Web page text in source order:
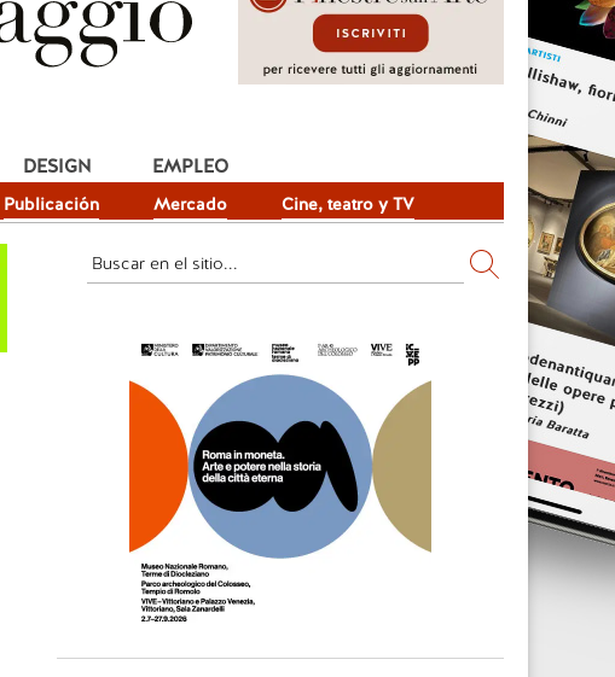
Publicación Mercado Cine, teatro y TV
DESIGN EMPLEO